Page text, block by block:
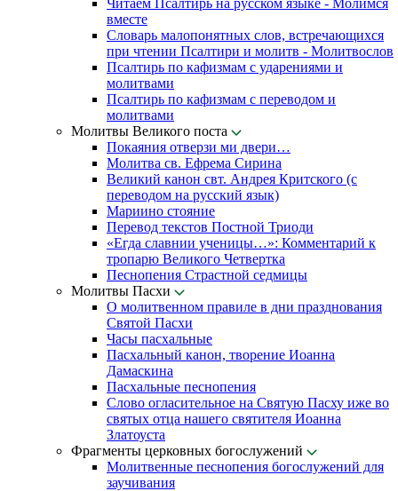
Читаем Псалтирь на русском языке - Молимся
вместе
Словарь малопонятных слов, встречающихся
при чтении Псалтири и молитв - Молитвослов
Псалтирь по кафизмам с ударениями и
молитвами
Псалтирь по кафизмам с переводом и
молитвами
Молитвы Великого поста
Покаяния отверзи ми двери…
Молитва св. Ефрема Сирина
Великий канон свт. Андрея Критского (с
переводом на русский язык)
Мариино стояние
Перевод текстов Постной Триоди
«Егда славнии ученицы…»: Комментарий к
тропарю Великого Четвертка
Песнопения Страстной седмицы
Молитвы Пасхи
О молитвенном правиле в дни празднования
Святой Пасхи
Часы пасхальные
Пасхальный канон, творение Иоанна
Дамаскина
Пасхальные песнопения
Слово огласительное на Святую Пасху иже во
святых отца нашего святителя Иоанна
Златоуста
Фрагменты церковных богослужений
Молитвенные песнопения богослужений для
заучивания